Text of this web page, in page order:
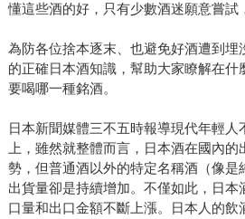
懂這些酒的好，只有少數酒迷願意嘗試
為防各位捨本逐末、也避免好酒遭到埋
的正確日本酒知識，幫助大家瞭解在什
要喝哪一種銘酒。
日本新聞媒體三不五時報導現代年輕人
上，雖然就整體而言，日本酒在國內
勢，但普通酒以外的特定名稱酒（像是
出貨量卻是持續增加。不僅如此，日本
口量和出口金額不斷上漲。日本人的飲